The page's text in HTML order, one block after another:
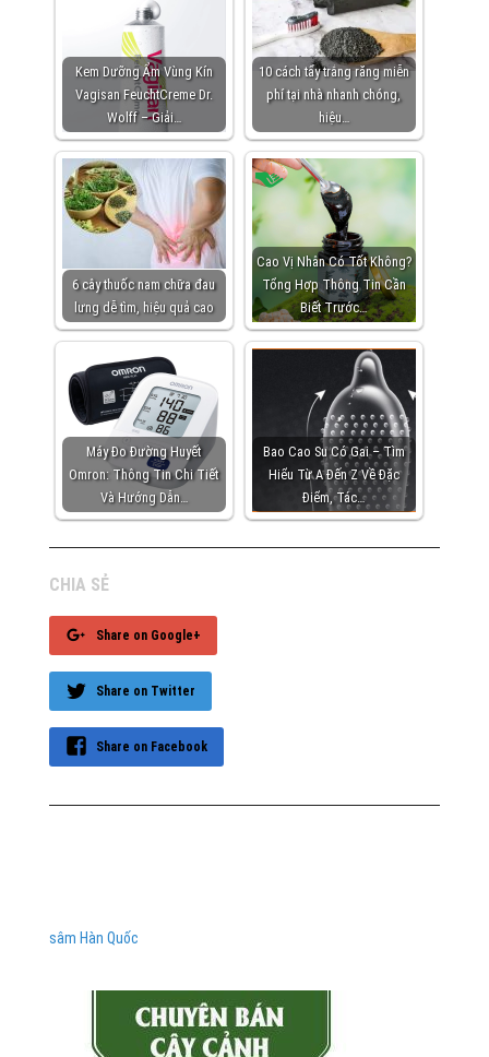
Kem Dưỡng Ẩm Vùng Kín
Vagisan FeuchtCreme Dr.
Wolff – Giải…
10 cách tẩy trắng răng miễn
phí tại nhà nhanh chóng,
hiệu…
6 cây thuốc nam chữa đau
lưng dễ tìm, hiệu quả cao
Cao Vị Nhân Có Tốt Không?
Tổng Hợp Thông Tin Cần
Biết Trước…
Máy Đo Đường Huyết
Omron: Thông Tin Chi Tiết
Và Hướng Dẫn…
Bao Cao Su Có Gai – Tìm
Hiểu Từ A Đến Z Về Đặc
Điểm, Tác…
CHIA SẺ
Share on Google+
Share on Twitter
Share on Facebook
sâm Hàn Quốc